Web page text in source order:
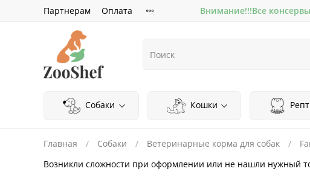
Партнерам Оплата Внимание!!!Все
Собаки Кошки
Главная Собаки Ветеринарные корма для собак
Возникли сложности при оформлении или не нашли нужный